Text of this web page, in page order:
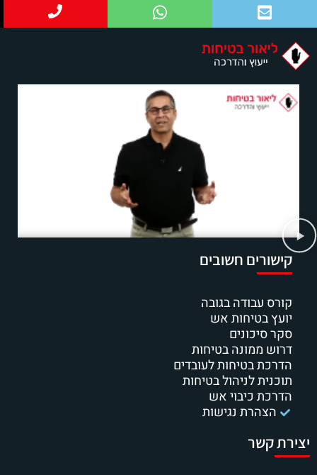
קישורים חשובים
קורס עבודה בגובה
יועץ בטיחות אש
סקר סיכונים
דרוש ממונה בטיחות
הדרכת בטיחות לעובדים
תוכנית לניהול בטיחות
הדרכת כיבוי אש
הצהרת נגישות
יצירת קשר